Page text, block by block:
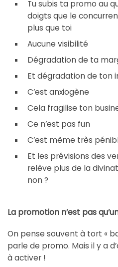
Tu subis ta promo au
doigts que le
plus que toi
Aucune visibilité
Dégradation de ta
Et dégradation de ton
C’est anxiogène
Cela fragilise ton
Ce n’est pas fun
C’est même très
Et les prévisions des
relève plus de la
non ?
La promotion n’est pas
On pense souvent à tort «
parle de promo. Mais il y a
à activer !